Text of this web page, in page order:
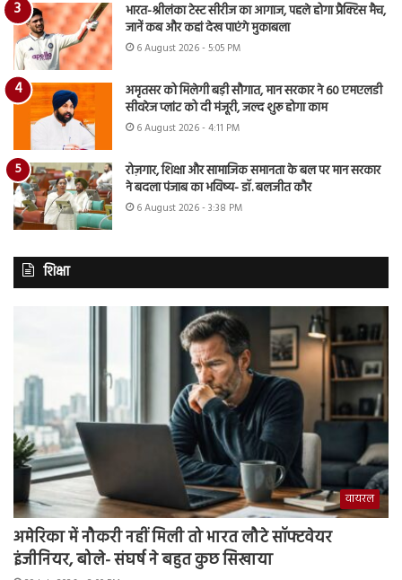
भारत-श्रीलंका टेस्ट सीरीज का आगाज, पहले होगा प्रैक्टिस मैच,
जानें कब और कहां देख पाएंगे मुकाबला
6 August 2026 - 5:05 PM
अमृतसर को मिलेगी बड़ी सौगात, मान सरकार ने 60 एमएलडी
सीवरेज प्लांट को दी मंजूरी, जल्द शुरू होगा काम
6 August 2026 - 4:11 PM
रोज़गार, शिक्षा और सामाजिक समानता के बल पर मान सरकार
ने बदला पंजाब का भविष्य- डॉ. बलजीत कौर
6 August 2026 - 3:38 PM
शिक्षा
वायरल
अमेरिका में नौकरी नहीं मिली तो भारत लौटे सॉफ्टवेयर
इंजीनियर, बोले- संघर्ष ने बहुत कुछ सिखाया